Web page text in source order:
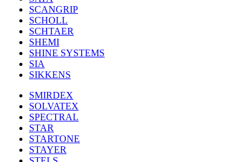
SCANGRIP
SCHOLL
SCHTAER
SHEMI
SHINE SYSTEMS
SIA
SIKKENS
SMIRDEX
SOLVATEX
SPECTRAL
STAR
STARTONE
STAYER